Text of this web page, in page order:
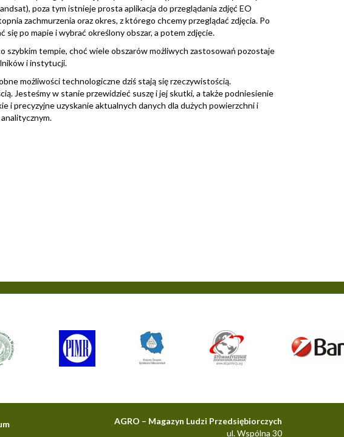
poza tym istnieje prosta aplikacja do przeglądania zdjęć EO
zachmurzenia oraz okres, z którego chcemy przeglądać zdjęcia. Po
po mapie i wybrać określony obszar, a potem zdjęcie.
tempie, choć wiele obszarów możliwych zastosowań pozostaje
i instytucji.
możliwości technologiczne dziś stają się rzeczywistością.
Jesteśmy w stanie przewidzieć suszę i jej skutki, a także podniesienie
i precyzyjne uzyskanie aktualnych danych dla dużych powierzchni i
AGRO – Magazyn Ludzi Przedsiębiorczych
ul. Wspólna 30